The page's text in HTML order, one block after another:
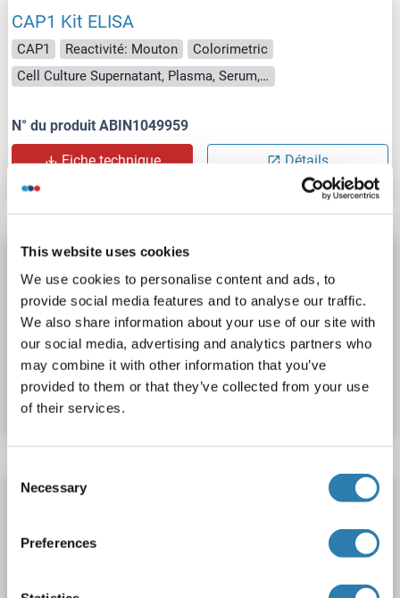
This website uses cookies
We use cookies to personalise content and ads, to
provide social media features and to analyse our traffic.
We also share information about your use of our site with
our social media, advertising and analytics partners who
may combine it with other information that you’ve
provided to them or that they’ve collected from your use
of their services.
Selection
Necessary
Preferences
CAP1 Kit ELISA
CAP1 Reactivité: Mouton
Colorimetric
Cell Culture Supernatant, Plasma, Serum, Tissue Homogenate
N° du produit ABIN1049959
Fiche technique Détails
CAP1 Kit ELISA
CAP1 Reactivité: Porc
Colorimetric
N° du produit ABIN778015
Fiche technique Détails
CAP1 Kit ELISA